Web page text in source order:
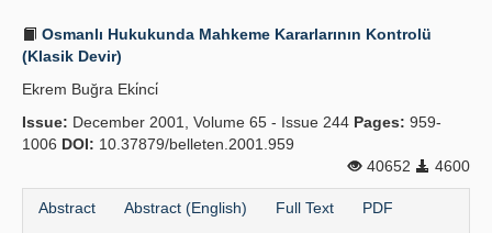
Principles
Guidelines
Osmanlı Hukukunda Mahkeme Kararlarının Kontrolü
(Klasik Devir)
Ekrem Buğra Eki̇nci̇
Issue: December 2001, Volume 65 - Issue 244 Pages: 959-
1006 DOI: 10.37879/belleten.2001.959
40652
4600
Abstract Abstract (English) Full Text PDF